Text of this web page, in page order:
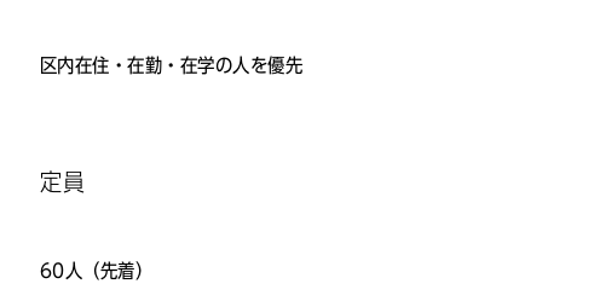
区内在住・在勤・在学の人を優先
定員
60人（先着）